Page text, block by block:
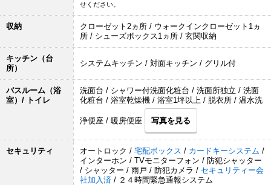
せください。
収納
クローゼット2ヵ所 / ウォークインクローゼット1ヵ
所 / シューズボックス1ヵ所 / 玄関収納
キッチン（台
所）
システムキッチン / 対面キッチン / グリル付
バスルーム（浴
室）/ トイレ
洗面台 / シャワー付洗面化粧台 / 洗面所独立 / 洗面
化粧台 / 浴室乾燥機 / 浴室1坪以上 / 脱衣所 / 温水洗
浄便座 / 暖房便座 写真を見る
セキュリティ オートロック / 宅配ボックス / カードキーシステム /
インターホン / TVモニターフォン / 防犯シャッター
/ シャッター / 雨戸 / 防犯カメラ / セキュリティー会
社加入済 / ２４時間緊急通報システム